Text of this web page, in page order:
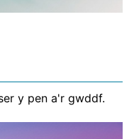
y pen a'r gwddf.